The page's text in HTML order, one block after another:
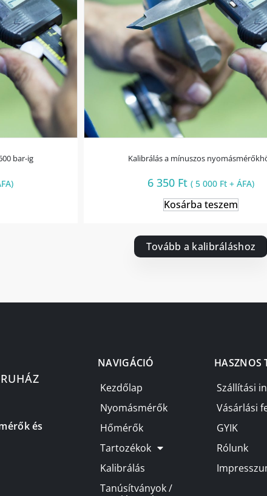
bar-ig Kalibrálás a mínuszos
6 350 Ft ( 5 000 Ft+ ÁFA)
Kosárba teszem
Tovább a kalibráláshoz
és
NAVIGÁCIÓ
Kezdőlap
Nyomásmérők
Hőmérők
Tartozékok
Kalibrálás
Tanúsítványok /
HASZNOS
Szállítási
Vásárlási
GYIK
Rólunk